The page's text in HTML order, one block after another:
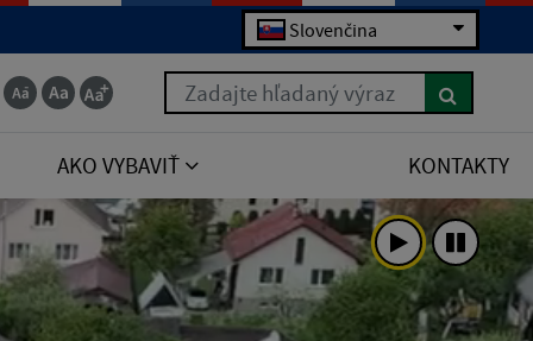
Slovenčina
Zadajte hľadaný výraz
AKO VYBAVIŤ KONTAKTY